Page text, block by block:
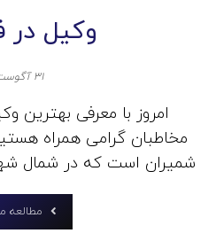
وکیل در
۳۱ آگوست ۲۰۲۰
امروز با معرفی بهترین
مخاطبان گرامی همراه
شمیران است که در شمال
مطالعه